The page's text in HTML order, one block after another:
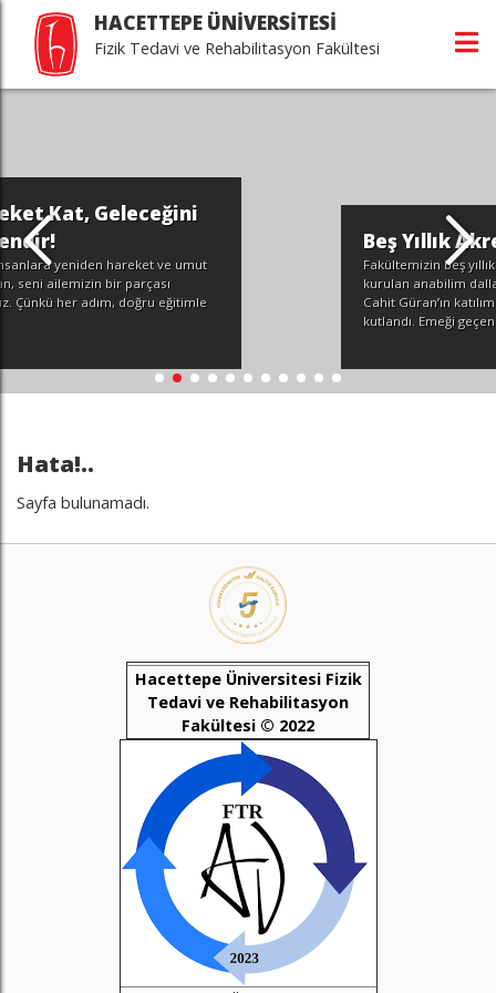
HACETTEPE ÜNİVERSİTESİ
Fizik Tedavi ve Rehabilitasyon Fakültesi
umut
Beş Yıllık Akreditasyon
Fakültemizin beş yıllık akreditasyon başarısı ve
kurulan anabilim dalları, Rektörümüz Prof. Dr.
Cahit Güran’ın katılımıyla düzenlenen
kutlandı. Emeği geçen herkese teşekkür ederiz.
Hata!..
Sayfa bulunamadı.
Hacettepe Üniversitesi Fizik
Tedavi ve Rehabilitasyon
Fakültesi © 2022